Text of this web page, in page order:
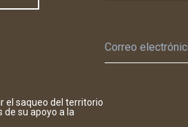
el saqueo del territorio
de su apoyo a la